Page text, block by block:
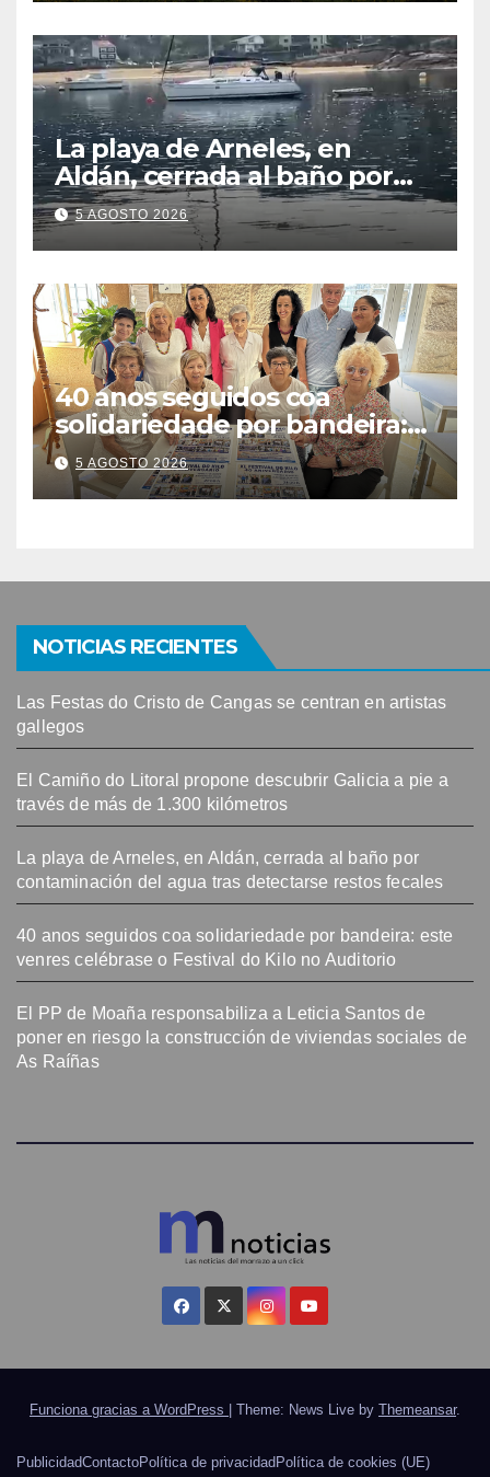
La playa de Arneles, en
Aldán, cerrada al baño por
contaminación del agua tras
detectarse restos fecales
5 AGOSTO 2026
40 anos seguidos coa
solidariedade por bandeira:
este venres celébrase o
Festival do Kilo no Auditorio
5 AGOSTO 2026
NOTICIAS RECIENTES
Las Festas do Cristo de Cangas se centran en artistas
gallegos
El Camiño do Litoral propone descubrir Galicia a pie a
través de más de 1.300 kilómetros
La playa de Arneles, en Aldán, cerrada al baño por
contaminación del agua tras detectarse restos fecales
40 anos seguidos coa solidariedade por bandeira: este
venres celébrase o Festival do Kilo no Auditorio
El PP de Moaña responsabiliza a Leticia Santos de
poner en riesgo la construcción de viviendas sociales de
As Raíñas
Funciona gracias a WordPress Theme: News Live by Themeansar.
PublicidadContactoPolítica de privacidad Política de cookies (UE)